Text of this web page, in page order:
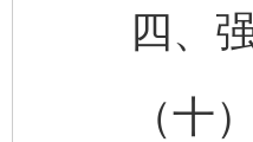
四、强
（十）